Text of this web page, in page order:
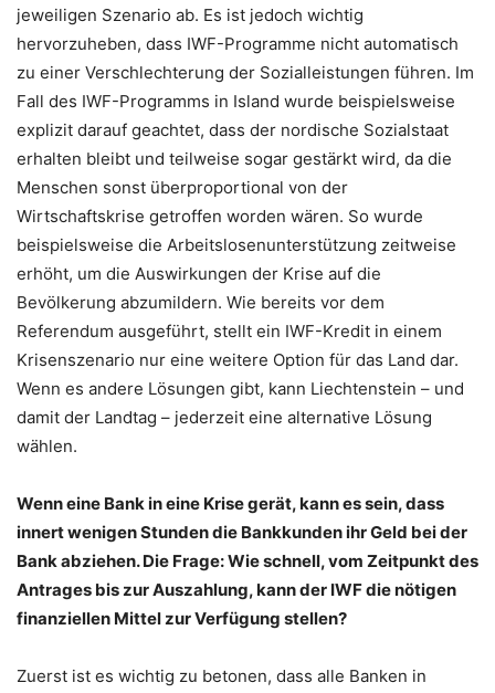
jeweiligen Szenario ab. Es ist jedoch wichtig
hervorzuheben, dass IWF-Programme nicht automatisch
zu einer Verschlechterung der Sozialleistungen führen. Im
Fall des IWF-Programms in Island wurde beispielsweise
explizit darauf geachtet, dass der nordische Sozialstaat
erhalten bleibt und teilweise sogar gestärkt wird, da die
Menschen sonst überproportional von der
Wirtschaftskrise getroffen worden wären. So wurde
beispielsweise die Arbeitslosenunterstützung zeitweise
erhöht, um die Auswirkungen der Krise auf die
Bevölkerung abzumildern. Wie bereits vor dem
Referendum ausgeführt, stellt ein IWF-Kredit in einem
Krisenszenario nur eine weitere Option für das Land dar.
Wenn es andere Lösungen gibt, kann Liechtenstein – und
damit der Landtag – jederzeit eine alternative Lösung
wählen.
Wenn eine Bank in eine Krise gerät, kann es sein, dass
innert wenigen Stunden die Bankkunden ihr Geld bei der
Bank abziehen. Die Frage: Wie schnell, vom Zeitpunkt des
Antrages bis zur Auszahlung, kann der IWF die nötigen
finanziellen Mittel zur Verfügung stellen?
Zuerst ist es wichtig zu betonen, dass alle Banken in